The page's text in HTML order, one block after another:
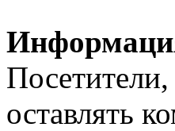
оставлять